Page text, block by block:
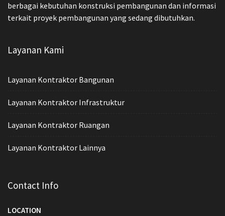
berbagai kebutuhan konstruksi pembangunan dan informasi
terkait proyek pembangunan yang sedang dibutuhkan.
Layanan Kami
Layanan Kontraktor Bangunan
Layanan Kontraktor Infrastruktur
Layanan Kontraktor Ruangan
Layanan Kontraktor Lainnya
Contact Info
LOCATION